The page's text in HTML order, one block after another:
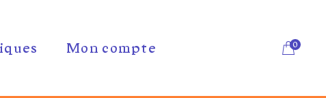
Mon compte 0